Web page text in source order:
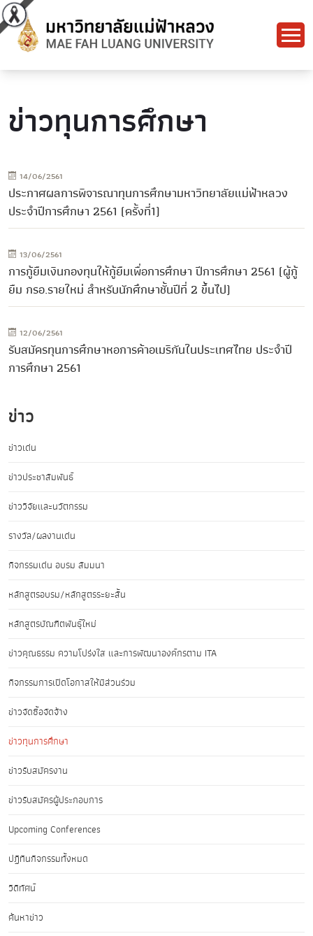
ข่าวทุนการศึกษา
14/06/2561
ประกาศผลการพิจารณาทุนการศึกษามหาวิทยาลัยแม่ฟ้าหลวง
ประจำปีการศึกษา 2561 (ครั้งที่1)
13/06/2561
การกู้ยืมเงินกองทุนใ​ห้กู้ยืมเพื่อการศึกษ​า ปีการศึกษา 2561 (ผู้กู้
ยืม กรอ.รายใหม่ สำหรับนักศึกษาชั้นปีที่ 2 ขึ้นไป)
12/06/2561
รับสมัครทุนการศึกษาหอการค้าอเมริกันในประเทศไทย ประจำปี
การศึกษา 2561
ข่าว
ข่าวเด่น
ข่าวประชาสัมพันธ์
ข่าววิจัยและนวัตกรรม
รางวัล/ผลงานเด่น
กิจกรรมเด่น อบรม สัมมนา
หลักสูตรอบรม/หลักสูตรระยะสั้น
หลักสูตรบัณฑิตพันธุ์ใหม่
ข่าวคุณธรรม ความโปร่งใส และการพัฒนาองค์กรตาม ITA
กิจกรรมการเปิดโอกาสให้มีส่วนร่วม
ข่าวจัดซื้อจัดจ้าง
ข่าวทุนการศึกษา
ข่าวรับสมัครงาน
ข่าวรับสมัครผู้ประกอบการ
Upcoming Conferences
ปฏิทินกิจกรรมทั้งหมด
วิดีทัศน์
ค้นหาข่าว